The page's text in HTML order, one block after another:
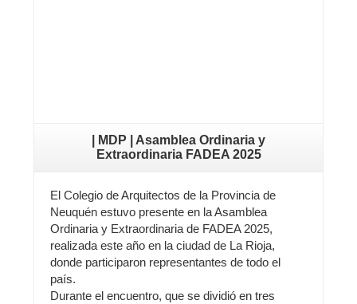
| MDP | Asamblea Ordinaria y
Extraordinaria FADEA 2025
El Colegio de Arquitectos de la Provincia de
Neuquén estuvo presente en la Asamblea
Ordinaria y Extraordinaria de FADEA 2025,
realizada este año en la ciudad de La Rioja,
donde participaron representantes de todo el
país.
Durante el encuentro, que se dividió en tres